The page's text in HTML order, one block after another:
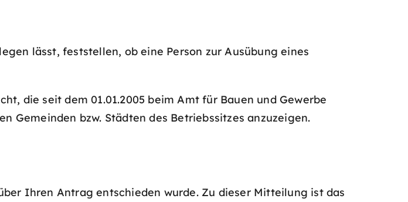
lässt, feststellen, ob eine Person zur Ausübung eines
die seit dem 01.01.2005 beim Amt für Bauen und Gewerbe
Gemeinden bzw. Städten des Betriebssitzes anzuzeigen.
Ihren Antrag entschieden wurde. Zu dieser Mitteilung ist das